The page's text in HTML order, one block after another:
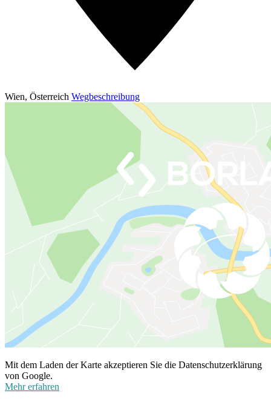
Wien, Österreich Wegbeschreibung
Mit dem Laden der Karte akzeptieren Sie die Datenschutzerklärung
von Google.
Mehr erfahren